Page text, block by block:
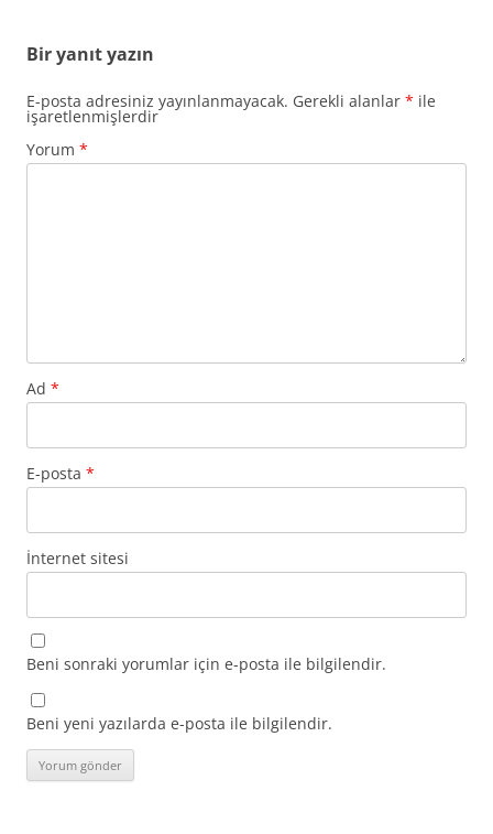
Bir yanıt yazın
E-posta adresiniz yayınlanmayacak. Gerekli alanlar * ile
işaretlenmişlerdir
Yorum *
Ad *
E-posta *
İnternet sitesi
Beni sonraki yorumlar için e-posta ile bilgilendir.
Beni yeni yazılarda e-posta ile bilgilendir.